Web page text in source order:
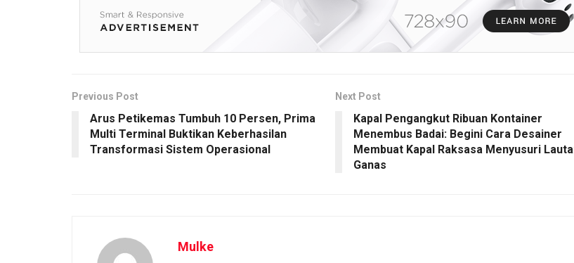
Previous Post
Arus Petikemas Tumbuh 10 Persen, Prima
Multi Terminal Buktikan Keberhasilan
Transformasi Sistem Operasional
Next Post
Kapal Pengangkut Ribuan Kontainer
Menembus Badai: Begini Cara Desainer
Membuat Kapal Raksasa Menyusuri
Ganas
Mulke